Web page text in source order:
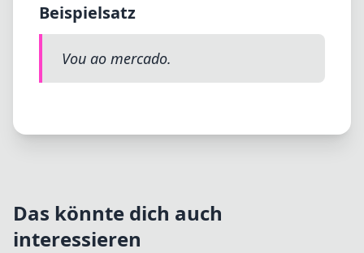
Beispielsatz
Vou ao mercado.
Das könnte dich auch
interessieren